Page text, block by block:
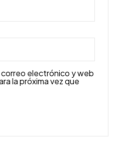
correo electrónico y web
la próxima vez que